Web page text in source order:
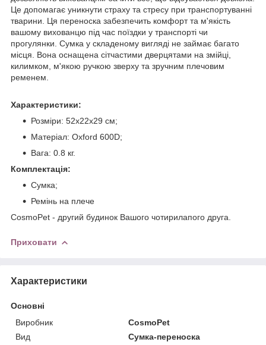
Це допомагає уникнути страху та стресу при транспортуванні
тварини. Ця переноска забезпечить комфорт та м'якість
вашому вихованцю під час поїздки у транспорті чи
прогулянки. Сумка у складеному вигляді не займає багато
місця. Вона оснащена сітчастими дверцятами на змійці,
килимком, м'якою ручкою зверху та зручним плечовим
ременем.
Характеристики:
Розміри: 52x22x29 см;
Матеріал: Oxford 600D;
Вага: 0.8 кг.
Комплектація:
Сумка;
Ремінь на плече
CosmoPet - другий будинок Вашого чотирилапого друга.
Приховати
Характеристики
Основні
Виробник
CosmoPet
Вид
Сумка-переноска